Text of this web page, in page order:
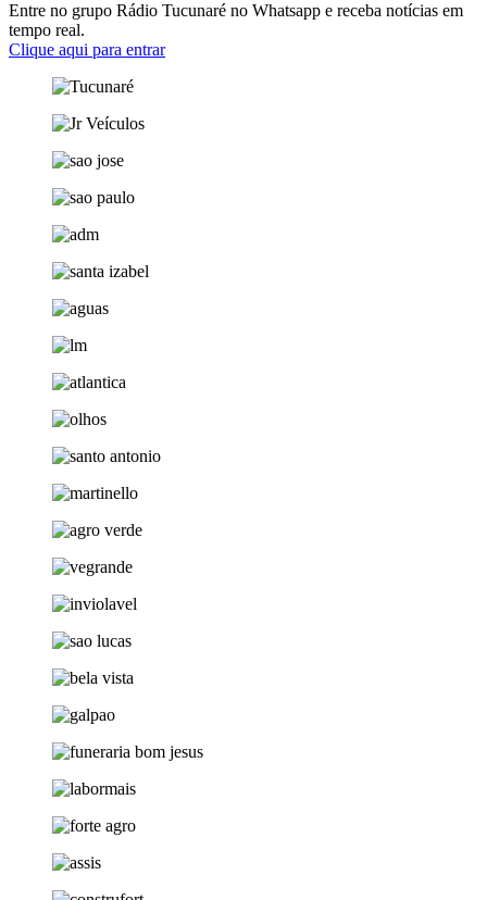
Entre no grupo Rádio Tucunaré no Whatsapp e receba notícias em
tempo real.
Clique aqui para entrar